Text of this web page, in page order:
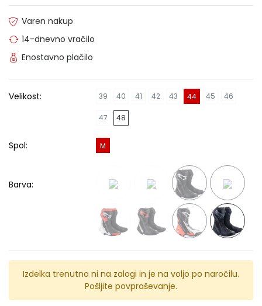
Varen nakup
14-dnevno vračilo
Enostavno plačilo
Velikost: 39 40 41 42 43 44 45 46
47 48
Spol: M
Barva:
Izdelka trenutno ni na zalogi in je na voljo po naročilu.
Pošljite povpraševanje.